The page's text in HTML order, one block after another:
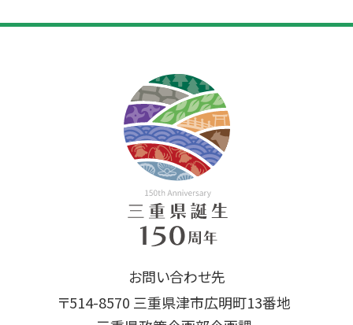
お問い合わせ先
〒514-8570 三重県津市広明町13番地